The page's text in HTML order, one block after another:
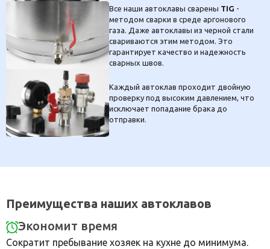
Все наши автоклавы сварены TIG -
методом сварки в среде аргонового
газа. Даже автоклавы из черной стали
свариваются этим методом. Это
гарантирует качество и надежность
сварных швов.
Каждый автоклав проходит двойную
проверку под высоким давлением, что
исключает попадание брака до
отправки.
Преимущества наших автоклавов
Экономит время
Сократит пребывание хозяек на кухне до минимума.